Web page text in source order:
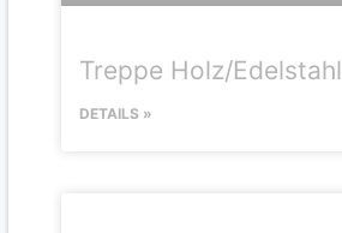
Treppe Holz/Edelstahl
DETAILS »